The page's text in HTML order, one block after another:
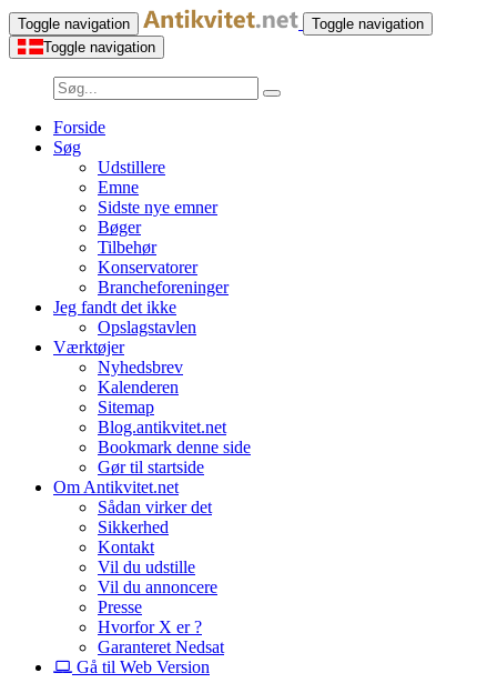
Toggle navigation
Toggle navigation
Toggle navigation
Forside
Søg
Udstillere
Emne
Sidste nye emner
Bøger
Tilbehør
Konservatorer
Brancheforeninger
Jeg fandt det ikke
Opslagstavlen
Værktøjer
Nyhedsbrev
Kalenderen
Sitemap
Blog.antikvitet.net
Bookmark denne side
Gør til startside
Om Antikvitet.net
Sådan virker det
Sikkerhed
Kontakt
Vil du udstille
Vil du annoncere
Presse
Hvorfor X er ?
Garanteret Nedsat
Gå til Web Version